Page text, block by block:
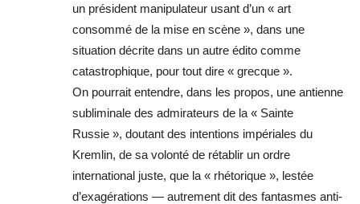
un président manipulateur usant d’un « art
consommé de la mise en scène », dans une
situation décrite dans un autre édito comme
catastrophique, pour tout dire « grecque ».
On pourrait entendre, dans les propos, une antienne
subliminale des admirateurs de la « Sainte
Russie », doutant des intentions impériales du
Kremlin, de sa volonté de rétablir un ordre
international juste, que la « rhétorique », lestée
d’exagérations — autrement dit des fantasmes anti-